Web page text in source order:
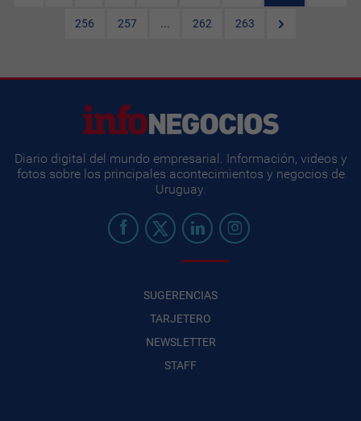
256 257 ... 262 263
Diario digital del mundo empresarial. Información, videos y
fotos sobre los principales acontecimientos y negocios de
Uruguay.
SUGERENCIAS
TARJETERO
NEWSLETTER
STAFF